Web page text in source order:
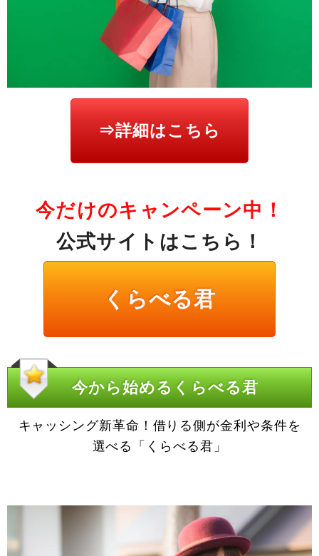
⇒詳細はこちら
今だけのキャンペーン中！
公式サイトはこちら！
くらべる君
今から始めるくらべる君
キャッシング新革命！借りる側が金利や条件を
選べる「くらべる君」